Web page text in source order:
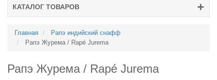
КАТАЛОГ ТОВАРОВ
Главная
Рапэ индийский снафф
Рапэ Журема / Rapé Jurema
Рапэ Журема / Rapé Jurema